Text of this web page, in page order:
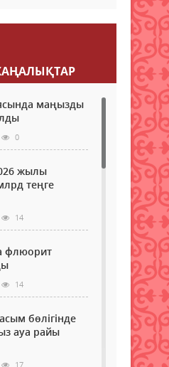
маңызды
0
жылы
теңге
14
флюорит
14
бөлігінде
ауа райы
17